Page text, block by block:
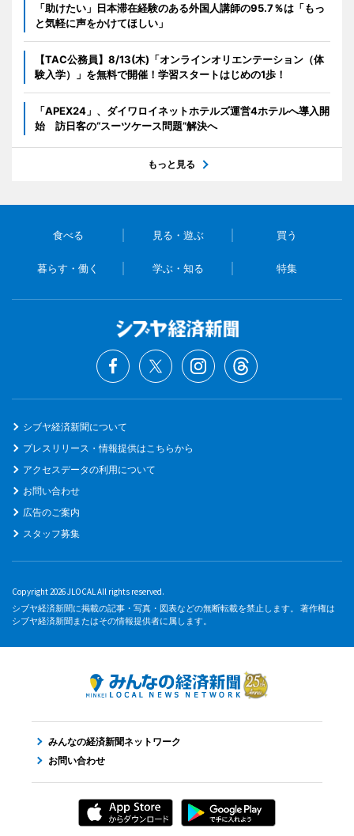
「助けたい」日本滞在経験のある外国人講師の95.7％は「もっ
と気軽に声をかけてほしい」
【TAC公務員】8/13(木)「オンラインオリエンテーション（体
験入学）」を無料で開催！学習スタートはじめの1歩！
「APEX24」、ダイワロイネットホテルズ運営4ホテルへ導入開
始 訪日客の“スーツケース問題”解決へ
もっと見る
食べる 見る・遊ぶ 買う
暮らす・働く 学ぶ・知る 特集
シブヤ経済新聞について
プレスリリース・情報提供はこちらから
アクセスデータの利用について
お問い合わせ
広告のご案内
スタッフ募集
Copyright 2026 JLOCAL All rights reserved.
シブヤ経済新聞に掲載の記事・写真・図表などの無断転載を禁止します。 著作権は
シブヤ経済新聞またはその情報提供者に属します。
みんなの経済新聞ネットワーク
お問い合わせ